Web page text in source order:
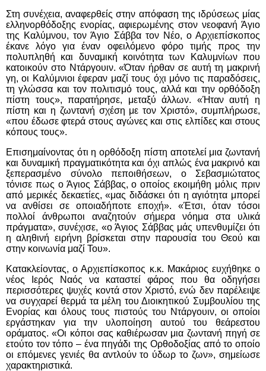
Στη συνέχεια, αναφερθείς στην απόφαση της ιδρύσεως μίας
ελληνορθόδοξης ενορίας, αφιερωμένης στον νεοφανή Άγιο
της Καλύμνου, τον Άγιο Σάββα τον Νέο, ο Αρχιεπίσκοπος
έκανε λόγο για έναν οφειλόμενο φόρο τιμής προς την
πολυπληθή και δυναμική κοινότητα των Καλυμνίων που
κατοικούν στο Ντάργουιν. «Όταν ήρθαν σε αυτή τη μακρινή
γη, οι Καλύμνιοι έφεραν μαζί τους όχι μόνο τις παραδόσεις,
τη γλώσσα και τον πολιτισμό τους, αλλά και την ορθόδοξη
πίστη τους», παρατήρησε, μεταξύ άλλων. «Ήταν αυτή η
πίστη και η ζωντανή σχέση με τον Χριστό», συμπλήρωσε,
«που έδωσε φτερά στους αγώνες και στις ελπίδες και στους
κόπους τους».
Επισημαίνοντας ότι η ορθόδοξη πίστη αποτελεί μια ζωντανή
και δυναμική πραγματικότητα και όχι απλώς ένα μακρινό και
ξεπερασμένο σύνολο πεποιθήσεων, ο Σεβασμιώτατος
τόνισε πως ο Άγιος Σάββας, ο οποίος εκοιμήθη μόλις πριν
από μερικές δεκαετίες, «μας διδάσκει ότι η αγιότητα μπορεί
να ανθίσει σε οποιαδήποτε εποχή». «Έτσι, όταν τόσοι
πολλοί άνθρωποι αναζητούν σήμερα νόημα στα υλικά
πράγματα», συνέχισε, «ο Άγιος Σάββας μάς υπενθυμίζει ότι
η αληθινή ειρήνη βρίσκεται στην παρουσία του Θεού και
στην κοινωνία μαζί Του».
Κατακλείοντας, ο Αρχιεπίσκοπος κ.κ. Μακάριος ευχήθηκε ο
νέος Ιερός Ναός να καταστεί φάρος που θα οδηγήσει
περισσότερες ψυχές κοντά στον Χριστό, ενώ δεν παρέλειψε
να συγχαρεί θερμά τα μέλη του Διοικητικού Συμβουλίου της
Ενορίας και όλους τους πιστούς του Ντάργουιν, οι οποίοι
εργάστηκαν για την υλοποίηση αυτού του θεάρεστου
οράματος. «Οι κόποι σας καθιέρωσαν μια ζωντανή πηγή σε
ετούτο τον τόπο – ένα πηγάδι της Ορθοδοξίας από το οποίο
οι επόμενες γενιές θα αντλούν το ύδωρ το ζων», σημείωσε
χαρακτηριστικά.